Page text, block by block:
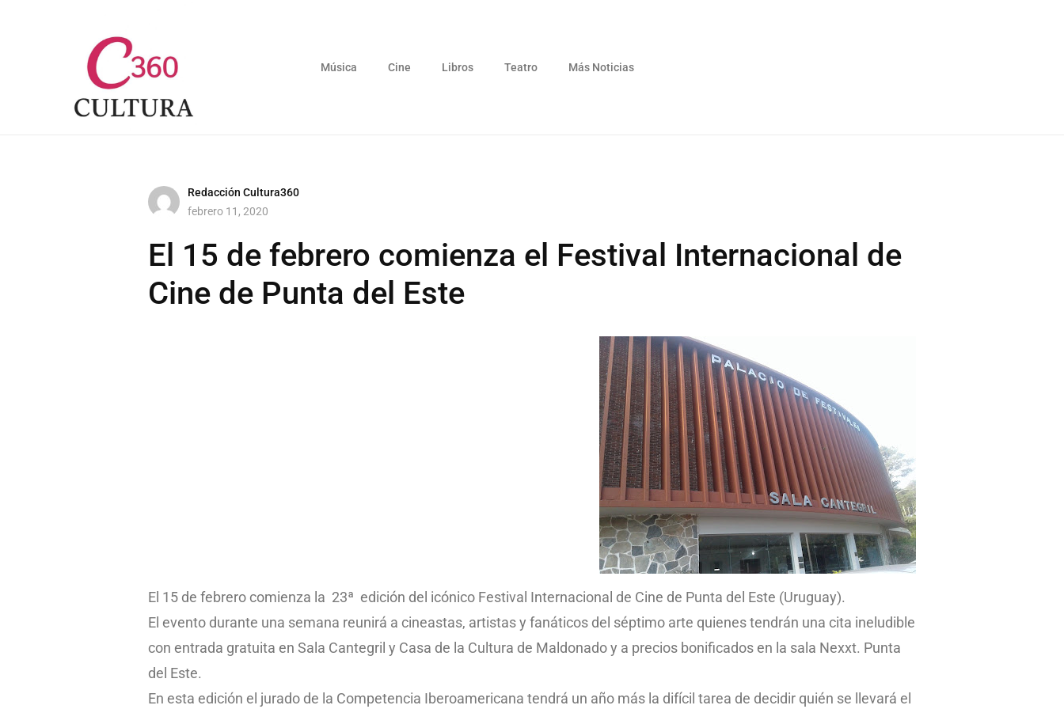
Música Cine Libros Teatro Más Noticias
Redacción Cultura360
febrero 11, 2020
El 15 de febrero comienza el Festival Internacional de
Cine de Punta del Este
El 15 de febrero comienza la 23ª edición del icónico Festival Internacional de Cine de Punta del Este (Uruguay).
El evento durante una semana reunirá a cineastas, artistas y fanáticos del séptimo arte quienes tendrán una cita ineludible
con entrada gratuita en Sala Cantegril y Casa de la Cultura de Maldonado y a precios bonificados en la sala Nexxt. Punta
del Este.
En esta edición el jurado de la Competencia Iberoamericana tendrá un año más la difícil tarea de decidir quién se llevará el